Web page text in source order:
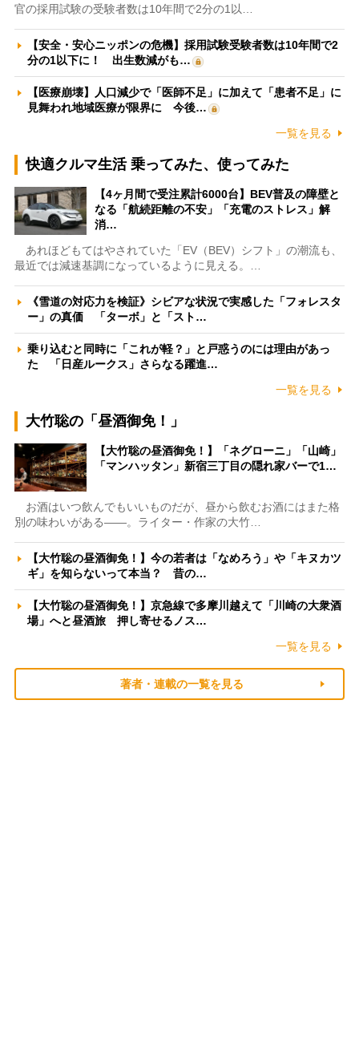
官の採用試験の受験者数は10年間で2分の1以…
【安全・安心ニッポンの危機】採用試験受験者数は10年間で2
分の1以下に！ 出生数減がも…
【医療崩壊】人口減少で「医師不足」に加えて「患者不足」に
見舞われ地域医療が限界に 今後…
一覧を見る
快適クルマ生活 乗ってみた、使ってみた
【4ヶ月間で受注累計6000台】BEV普及の障壁と
なる「航続距離の不安」「充電のストレス」解
消…
あれほどもてはやされていた「EV（BEV）シフト」の潮流も、
最近では減速基調になっているように見える。…
《雪道の対応力を検証》シビアな状況で実感した「フォレスタ
ー」の真価 「ターボ」と「スト…
乗り込むと同時に「これが軽？」と戸惑うのには理由があっ
た 「日産ルークス」さらなる躍進…
一覧を見る
大竹聡の「昼酒御免！」
【大竹聡の昼酒御免！】「ネグローニ」「山崎」
「マンハッタン」新宿三丁目の隠れ家バーで1…
お酒はいつ飲んでもいいものだが、昼から飲むお酒にはまた格
別の味わいがある――。ライター・作家の大竹…
【大竹聡の昼酒御免！】今の若者は「なめろう」や「キヌカツ
ギ」を知らないって本当？ 昔の…
【大竹聡の昼酒御免！】京急線で多摩川越えて「川崎の大衆酒
場」へと昼酒旅 押し寄せるノス…
一覧を見る
著者・連載の一覧を見る